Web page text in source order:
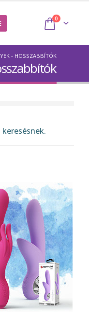
0
- HOSSZABBÍTÓK